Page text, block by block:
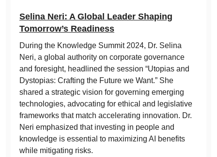
Selina Neri: A Global Leader Shaping
Tomorrow’s Readiness
During the Knowledge Summit 2024, Dr. Selina
Neri, a global authority on corporate governance
and foresight, headlined the session “Utopias and
Dystopias: Crafting the Future we Want.” She
shared a strategic vision for governing emerging
technologies, advocating for ethical and legislative
frameworks that match accelerating innovation. Dr.
Neri emphasized that investing in people and
knowledge is essential to maximizing AI benefits
while mitigating risks.